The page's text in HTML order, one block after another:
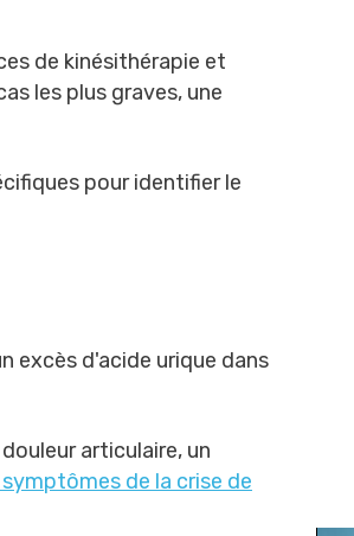
de kinésithérapie et
les plus graves, une
pour identifier le
excès d'acide urique dans
articulaire, un
symptômes de la crise de